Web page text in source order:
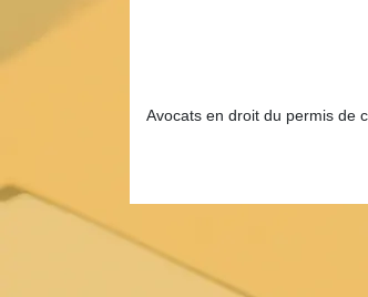
Avocats en droit du permis de